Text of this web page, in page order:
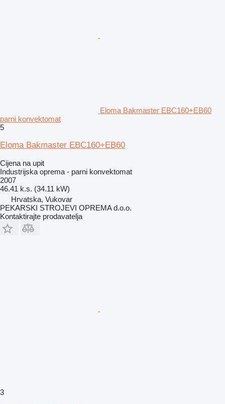
Eloma Bakmaster EBC160+EB60
parni konvektomat
5
Eloma Bakmaster EBC160+EB60
Cijena na upit
Industrijska oprema - parni konvektomat
2007
46.41 k.s. (34.11 kW)
Hrvatska, Vukovar
PEKARSKI STROJEVI OPREMA d.o.o.
Kontaktirajte prodavatelja
3